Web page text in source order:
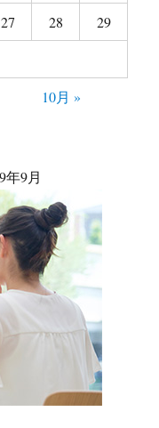
27 28 29
10月 »
年9月